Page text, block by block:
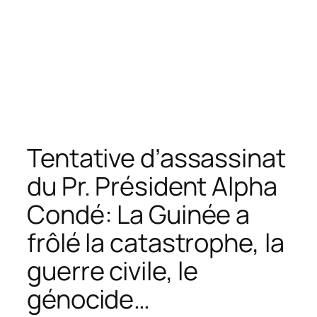
Tentative d’assassinat
du Pr. Président Alpha
Condé: La Guinée a
frôlé la catastrophe, la
guerre civile, le
génocide…